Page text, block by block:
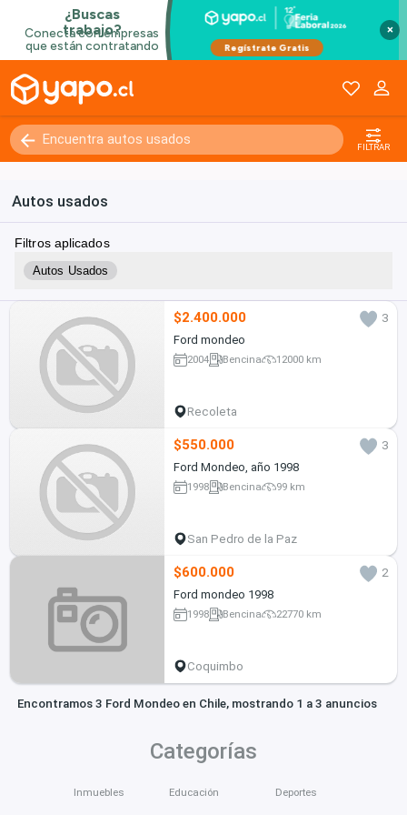
×
FILTRAR
Autos usados
Filtros aplicados
Autos Usados
$2.400.000
3
Ford mondeo
2004 Bencina 12000 km
Recoleta
$550.000
3
Ford Mondeo, año 1998
1998 Bencina 99 km
San Pedro de la Paz
$600.000
2
Ford mondeo 1998
1998 Bencina 22770 km
Coquimbo
Encontramos 3 Ford Mondeo en Chile, mostrando 1 a 3 anuncios
Categorías
Inmuebles Educación Deportes